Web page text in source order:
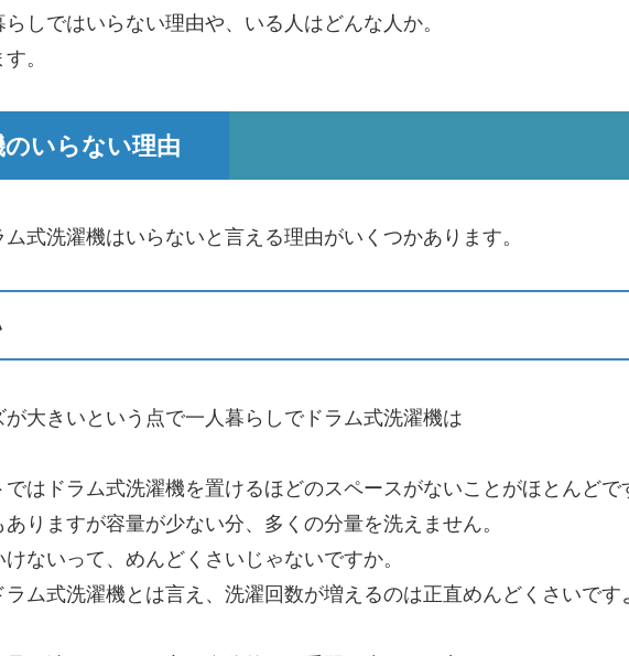
しではいらない理由や、いる人はどんな人か。
。
のいらない理由
式洗濯機はいらないと言える理由がいくつかあります。
大きいという点で一人暮らしでドラム式洗濯機は
はドラム式洗濯機を置けるほどのスペースがないことがほとんどで
りますが容量が少ない分、多くの分量を洗えません。
ないって、めんどくさいじゃないですか。
ム式洗濯機とは言え、洗濯回数が増えるのは正直めんどくさいです